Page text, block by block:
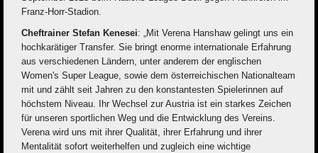
Franz-Horr-Stadion.
Cheftrainer Stefan Kenesei: „Mit Verena Hanshaw gelingt uns ein
hochkarätiger Transfer. Sie bringt enorme internationale Erfahrung
aus verschiedenen Ländern, unter anderem der englischen
Women's Super League, sowie dem österreichischen Nationalteam
mit und zählt seit Jahren zu den konstantesten Spielerinnen auf
höchstem Niveau. Ihr Wechsel zur Austria ist ein starkes Zeichen
für unseren sportlichen Weg und die Entwicklung des Vereins.
Verena wird uns mit ihrer Qualität, ihrer Erfahrung und ihrer
Mentalität sofort weiterhelfen und zugleich eine wichtige